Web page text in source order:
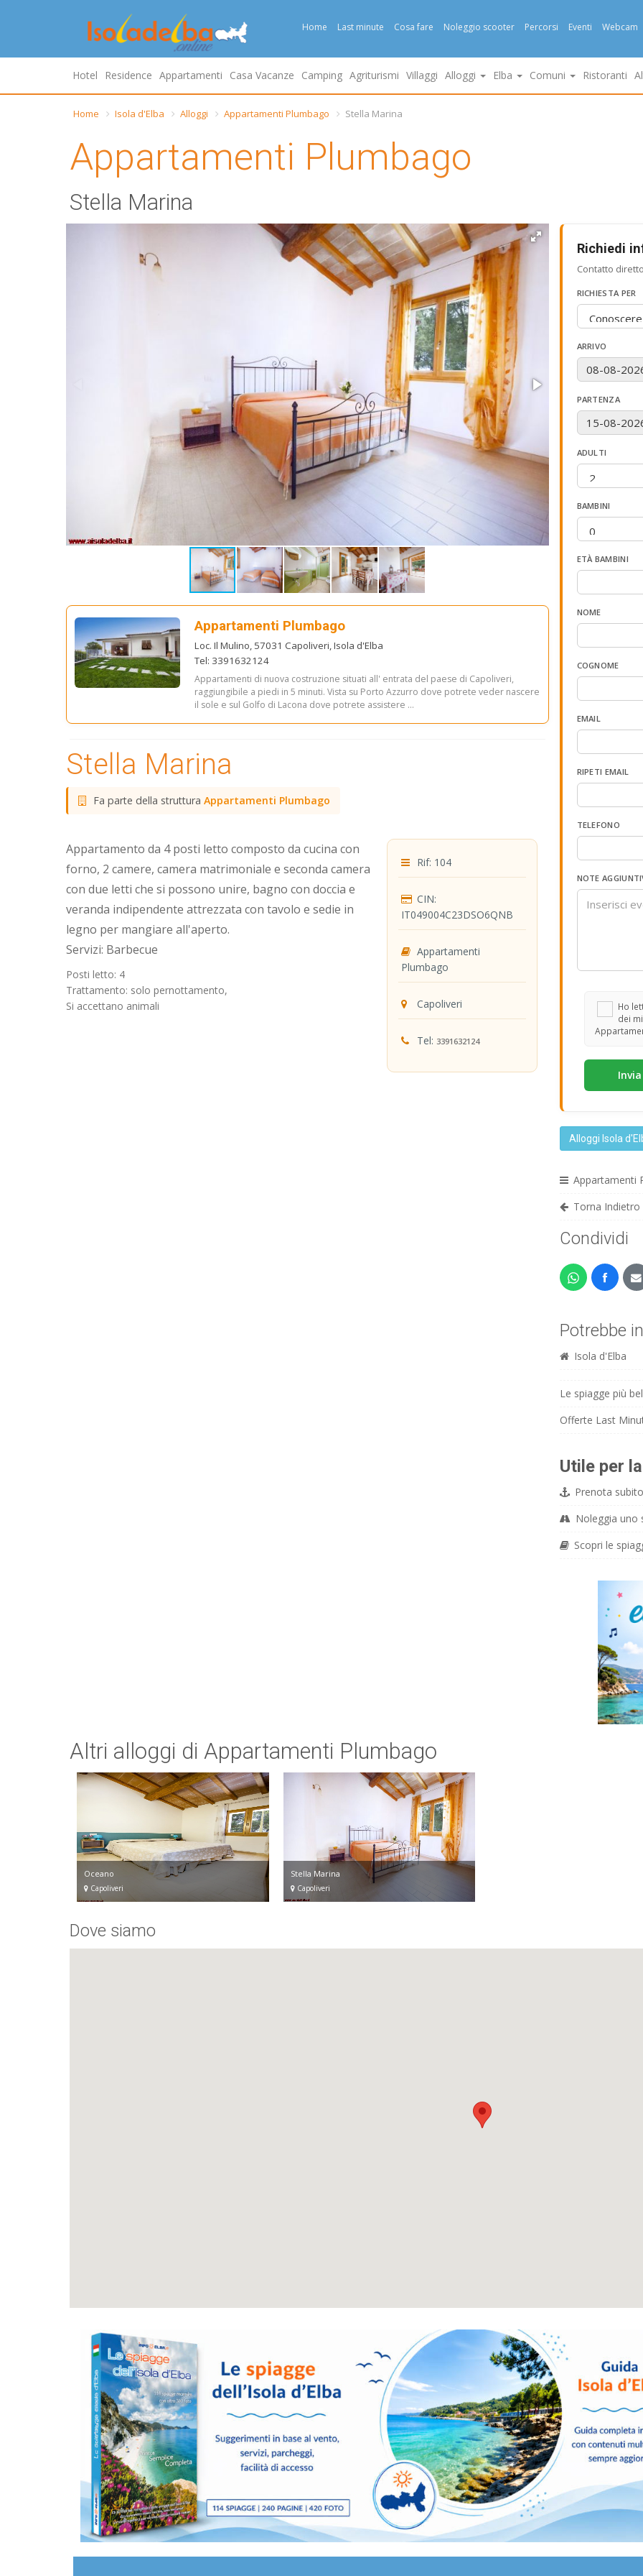
Home Last minute Cosa fare Noleggio scooter Percorsi Eventi Webcam
Hotel Residence Appartamenti Casa Vacanze Camping Agriturismi Villaggi Alloggi Elba Comuni Ristoranti
Home Isola d'Elba Alloggi Appartamenti Plumbago Stella Marina
Appartamenti Plumbago
Stella Marina
Appartamenti Plumbago
Loc. Il Mulino, 57031 Capoliveri, Isola d'Elba
Tel: 3391632124
Appartamenti di nuova costruzione situati all' entrata del paese di Capoliveri,
raggiungibile a piedi in 5 minuti. Vista su Porto Azzurro dove potrete veder nascere
il sole e sul Golfo di Lacona dove potrete assistere ...
Stella Marina
Fa parte della struttura Appartamenti Plumbago
Appartamento da 4 posti letto composto da cucina con
forno, 2 camere, camera matrimoniale e seconda camera
con due letti che si possono unire, bagno con doccia e
veranda indipendente attrezzata con tavolo e sedie in
legno per mangiare all'aperto.
Servizi: Barbecue
Posti letto: 4
Trattamento: solo pernottamento,
Si accettano animali
Rif: 104
CIN:
IT049004C23DSO6QNB
Appartamenti
Plumbago
Capoliveri
Tel: 3391632124
Richiedi
Contatto
RICHIESTA PER
ARRIVO
PARTENZA
ADULTI
BAMBINI
ETÀ BAMBINI
NOME
COGNOME
EMAIL
RIPETI EMAIL
TELEFONO
NOTE
Ho
dei
Alloggi Isola
Appartamenti
Torna Indietro
Condividi
Potrebbe
Isola d'Elba
Le spiagge più
Offerte Last
Utile per
Prenota
Noleggia uno
Scopri le
Altri alloggi di Appartamenti Plumbago
Oceano
Capoliveri
Stella Marina
Capoliveri
Dove siamo